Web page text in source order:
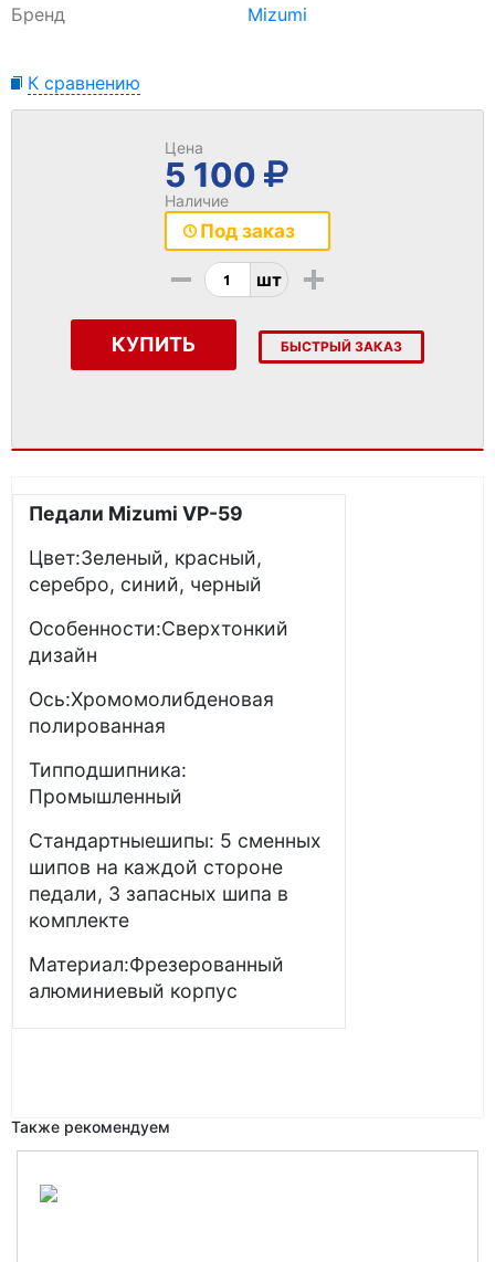
Бренд Mizumi
К сравнению
Цена
5 100
Наличие
Под заказ
- шт +
КУПИТЬ БЫСТРЫЙ ЗАКАЗ
Педали Mizumi VP-59
Цвет:Зеленый, красный,
серебро, синий, черный
Особенности:Сверхтонкий
дизайн
Ось:Хромомолибденовая
полированная
Типподшипника:
Промышленный
Стандартныешипы: 5 сменных
шипов на каждой стороне
педали, 3 запасных шипа в
комплекте
Материал:Фрезерованный
алюминиевый корпус
Также рекомендуем